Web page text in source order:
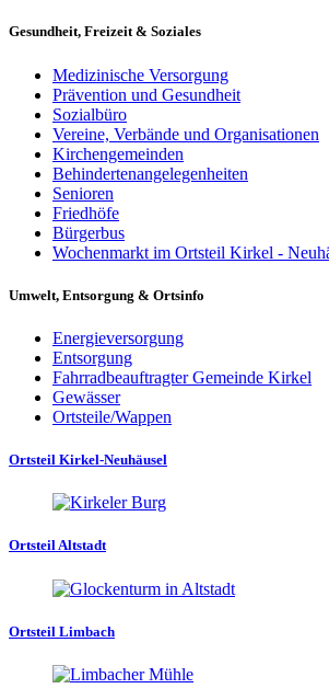
Gesundheit, Freizeit & Soziales
Medizinische Versorgung
Prävention und Gesundheit
Sozialbüro
Vereine, Verbände und Organisationen
Kirchengemeinden
Behindertenangelegenheiten
Senioren
Friedhöfe
Bürgerbus
Wochenmarkt im Ortsteil Kirkel -
Umwelt, Entsorgung & Ortsinfo
Energieversorgung
Entsorgung
Fahrradbeauftragter Gemeinde Kirkel
Gewässer
Ortsteile/Wappen
Ortsteil Kirkel-Neuhäusel
Ortsteil Altstadt
Ortsteil Limbach